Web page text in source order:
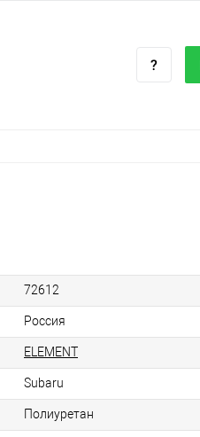
72612
Россия
ELEMENT
Subaru
Полиуретан